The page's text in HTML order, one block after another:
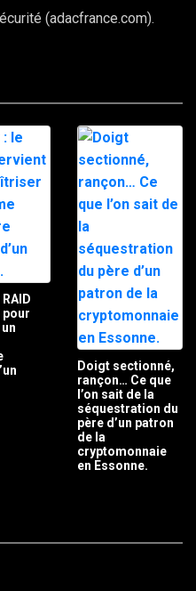
(adacfrance.com).
pour
Doigt sectionné,
rançon… Ce que
l’on sait de la
séquestration du
père d’un patron
de la
cryptomonnaie
en Essonne.